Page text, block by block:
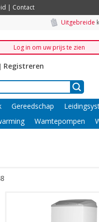
| Contact
Uitgebreide
Log in om uw prijs te zien
| Registreren
Gereedschap
Wamtepompen